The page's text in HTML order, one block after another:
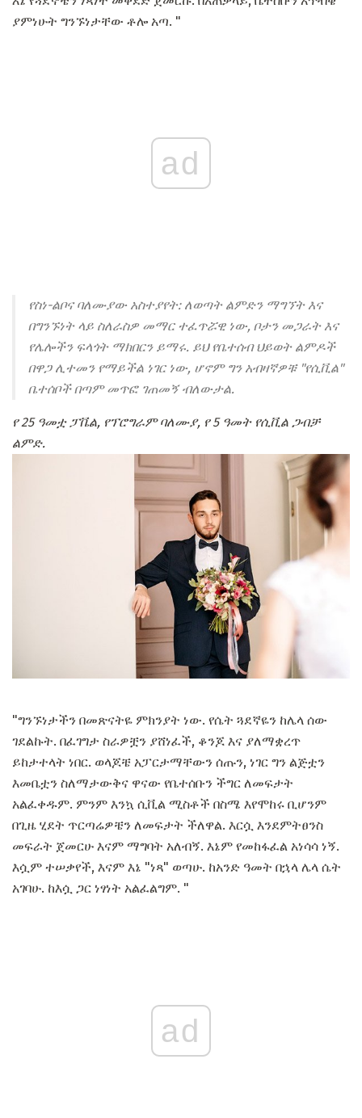
ያምነሁት ግንኙነታቸው ቶሎ አጣ. "
ad
የስነ-ልቦና ባለሙያው አስተያየት: ለወጣት ልምድን ማግኘት እና
በግንኙነት ላይ ስለራስዎ መማር ተፈጥሯዊ ነው, ቦታን መጋራት እና
የሌሎችን ፍላጎት ማክበርን ይማሩ. ይህ የቤተሰብ ህይወት ልምዶች
በዋጋ ሊተመን የማይችል ነገር ነው, ሆኖም ግን አብዛኛዎቹ "የሲቪል"
ቤተሰቦች በጣም መጥፎ ገጠመኝ ብለውታል.
የ 25 ዓመቷ ፓቬል, የፕሮግራም ባለሙያ, የ 5 ዓመት የሲቪል ጋብቻ
ልምድ.
"ግንኙነታችን በመጽናትዬ ምክንያት ነው. የሴት ጓደኛዬን ከሌላ ሰው
ገደልኩት. በፈገግታ ስራዎቿን ያሸነፈች, ቆንጆ እና ያለማቋረጥ
ይከታተላት ነበር. ወላጆቼ አፓርታማቸውን ሰጡን, ነገር ግን ልጅቷን
እመቤቷን ስለማታውቅና ዋናው የቤተሰቡን ችግር ለመፍታት
አልፈቀዱም. ምንም እንኳ ሲቪል ሚስቶች በስሜ እየሞከሩ ቢሆንም
በጊዜ ሂደት ጥርጣሬዎቼን ለመፍታት ችለዋል. እርሷ እንደምትፀንስ
መፍራት ጀመርሁ እናም ማግባት አለብኝ. እኔም የመከፋፈል አነሳሳ ነኝ.
እሷም ተሠቃየች, እናም እኔ "ነጻ" ወጣሁ. ከአንድ ዓመት በኋላ ሌላ ሴት
አገባሁ. ከእሷ ጋር ነፃነት አልፈልግም. "
ad